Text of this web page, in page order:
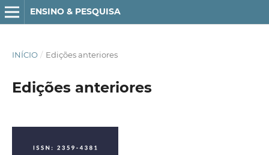
ENSINO & PESQUISA
INÍCIO / Edições anteriores
Edições anteriores